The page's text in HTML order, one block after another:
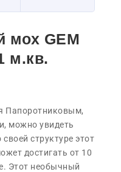
мох GEM
м.кв.
Папоротниковым,
можно увидеть
структуре этот
достигать от 10
Этот необычный